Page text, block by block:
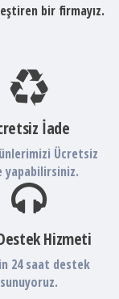
bir firmayız.
İade
Ücretsiz
yapabilirsiniz.
Hizmeti
24 saat destek
sunuyoruz.